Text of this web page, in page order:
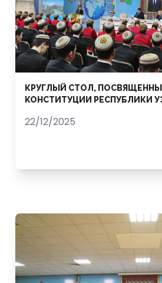
КРУГЛЫЙ СТОЛ,
КОНСТИТУЦИИ РЕСПУБЛИКИ
22/12/2025